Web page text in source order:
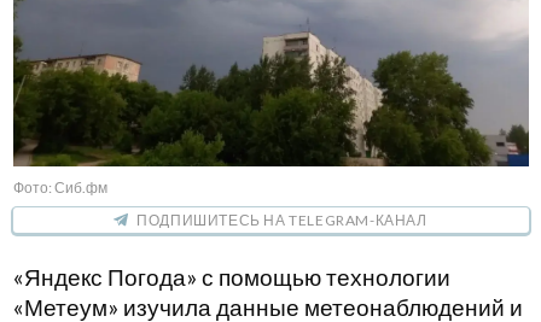
Фото: Сиб.фм
ПОДПИШИТЕСЬ НА TELEGRAM-КАНАЛ
«Яндекс Погода» с помощью технологии
«Метеум» изучила данные метеонаблюдений и